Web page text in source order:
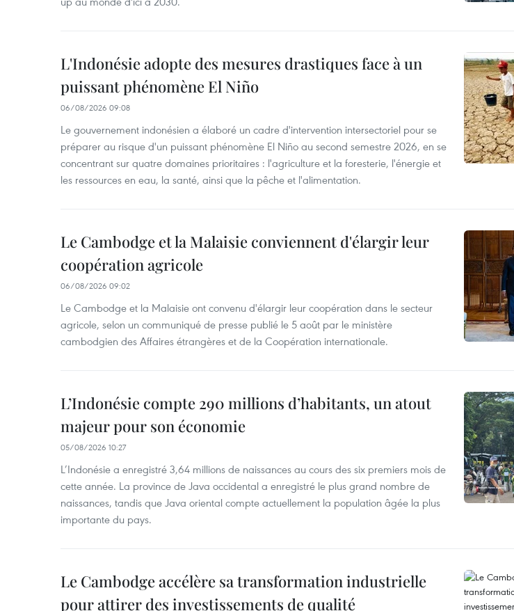
L'Indonésie adopte des mesures drastiques face à un
puissant phénomène El Niño
06/08/2026 09:08
Le gouvernement indonésien a élaboré un cadre d'intervention intersectoriel pour se
préparer au risque d'un puissant phénomène El Niño au second semestre 2026, en se
concentrant sur quatre domaines prioritaires : l'agriculture et la foresterie, l'énergie et
les ressources en eau, la santé, ainsi que la pêche et l'alimentation.
Le Cambodge et la Malaisie conviennent d'élargir leur
coopération agricole
06/08/2026 09:02
Le Cambodge et la Malaisie ont convenu d'élargir leur coopération dans le secteur
agricole, selon un communiqué de presse publié le 5 août par le ministère
cambodgien des Affaires étrangères et de la Coopération internationale.
L’Indonésie compte 290 millions d’habitants, un atout
majeur pour son économie
05/08/2026 10:27
L’Indonésie a enregistré 3,64 millions de naissances au cours des six premiers mois de
cette année. La province de Java occidental a enregistré le plus grand nombre de
naissances, tandis que Java oriental compte actuellement la population âgée la plus
importante du pays.
Le Cambodge accélère sa transformation industrielle
pour attirer des investissements de qualité